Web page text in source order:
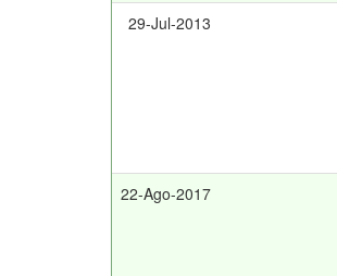
29-Jul-2013
22-Ago-2017